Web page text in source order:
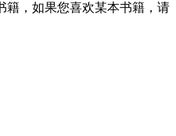
籍，如果您喜欢某本书籍，请